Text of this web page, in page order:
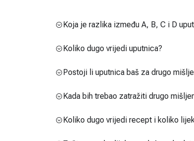
Koja je razlika između A, B, C i D
Koliko dugo vrijedi uputnica?
Postoji li uputnica baš za drugo
Kada bih trebao zatražiti drugo
Koliko dugo vrijedi recept i koliko